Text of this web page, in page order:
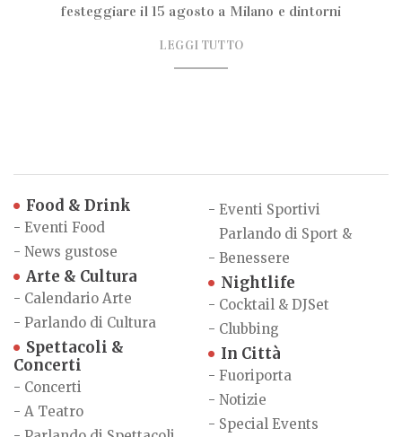
festeggiare il 15 agosto a Milano e dintorni
LEGGI TUTTO
Food & Drink
- Eventi Food
- News gustose
Arte & Cultura
- Calendario Arte
- Parlando di Cultura
Spettacoli &
Concerti
- Concerti
- A Teatro
- Eventi Sportivi
-
Parlando di Sport &
Benessere
Nightlife
- Cocktail & DJSet
- Clubbing
In Città
- Fuoriporta
- Notizie
- Special Events